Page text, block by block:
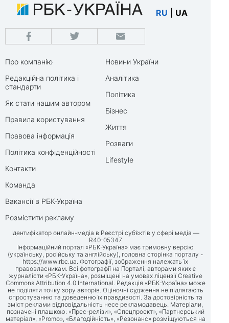
RU UA
Про компанію
Редакційна політика і
стандарти
Як стати нашим автором
Правила користування
Правова інформація
Політика конфіденційності
Контакти
Команда
Вакансії в РБК-Україна
Розмістити рекламу
Новини України
Аналітика
Політика
Бізнес
Життя
Розваги
Lifestyle
Ідентифікатор онлайн-медіа в Реєстрі суб’єктів у сфері медіа —
R40-05347
Інформаційний портал «РБК-Україна» має тримовну версію
(українську, російську та англійську), головна сторінка порталу -
https://www.rbc.ua. Фотографії, зображення належать їх
правовласникам. Всі фотографії на Порталі, авторами яких є
журналісти «РБК-Україна», розміщені на умовах ліцензії Creative
Commons Attribution 4.0 International. Редакція «РБК-Україна» може
не поділяти точку зору авторів. Оціночні судження не підлягають
спростуванню та доведенню їх правдивості. За достовірність та
зміст реклами відповідальність несе рекламодавець. Матеріали,
позначені плашкою: «Прес-релізи», «Спецпроект», «Партнерський
матеріал», «Promo», «Благодійність», «Резонанс» розміщуються на